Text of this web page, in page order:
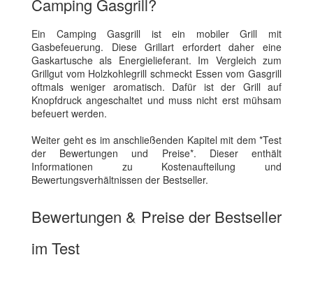
Camping Gasgrill?
Ein Camping Gasgrill ist ein mobiler Grill mit
Gasbefeuerung. Diese Grillart erfordert daher eine
Gaskartusche als Energielieferant. Im Vergleich zum
Grillgut vom Holzkohlegrill schmeckt Essen vom Gasgrill
oftmals weniger aromatisch. Dafür ist der Grill auf
Knopfdruck angeschaltet und muss nicht erst mühsam
befeuert werden.
Weiter geht es im anschließenden Kapitel mit dem *Test
der Bewertungen und Preise*. Dieser enthält
Informationen zu Kostenaufteilung und
Bewertungsverhältnissen der Bestseller.
Bewertungen & Preise der Bestseller
im Test